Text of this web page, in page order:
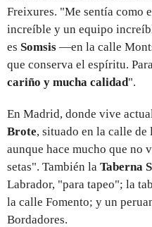
Freixures. "Me sentía como
increíble y un equipo
es Somsis —en la calle
que conserva el espíritu.
cariño y mucha calidad".
En Madrid, donde vive
Brote, situado en la calle
aunque hace mucho que no
setas". También la Taberna
Labrador, "para tapeo"; la
la calle Fomento; y un
Bordadores.